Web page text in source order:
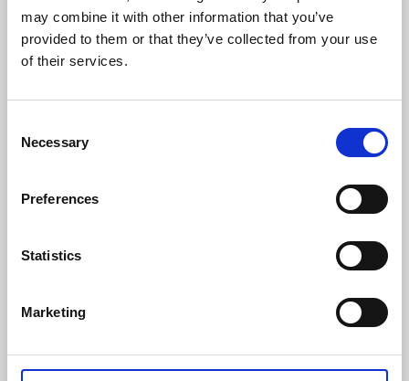
may combine it with other information that you’ve
provided to them or that they’ve collected from your use
of their services.
Selection
Necessary
Preferences
Statistics
Marketing
Café & Konditorier
Skara
Många godsaker att välja på